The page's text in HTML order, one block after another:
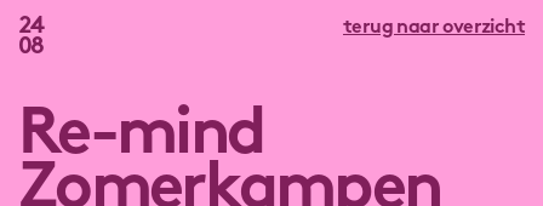
24
08
terug naar overzicht
Re-mind
Zomerkampen